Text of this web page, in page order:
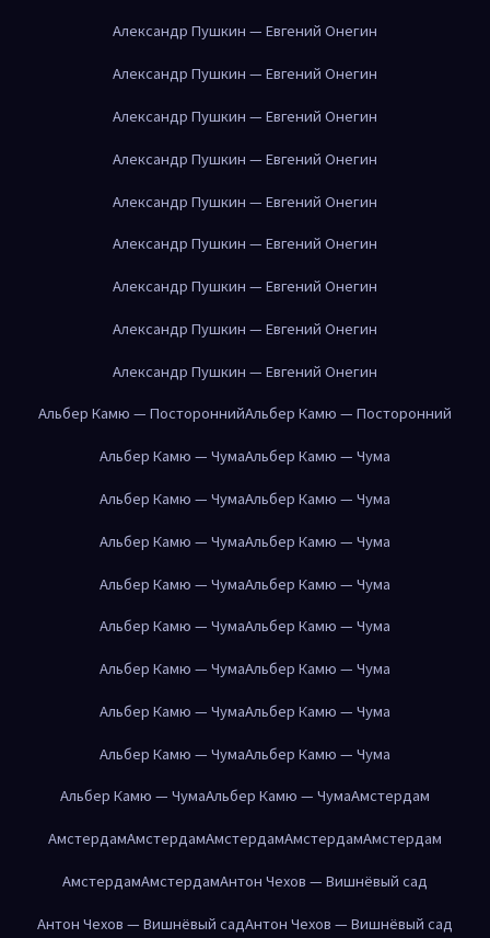
Александр Пушкин — Евгений Онегин
Александр Пушкин — Евгений Онегин
Александр Пушкин — Евгений Онегин
Александр Пушкин — Евгений Онегин
Александр Пушкин — Евгений Онегин
Александр Пушкин — Евгений Онегин
Александр Пушкин — Евгений Онегин
Александр Пушкин — Евгений Онегин
Александр Пушкин — Евгений Онегин
Альбер Камю — ПостороннийАльбер Камю — Посторонний
Альбер Камю — ЧумаАльбер Камю — Чума
Альбер Камю — ЧумаАльбер Камю — Чума
Альбер Камю — ЧумаАльбер Камю — Чума
Альбер Камю — ЧумаАльбер Камю — Чума
Альбер Камю — ЧумаАльбер Камю — Чума
Альбер Камю — ЧумаАльбер Камю — Чума
Альбер Камю — ЧумаАльбер Камю — Чума
Альбер Камю — ЧумаАльбер Камю — Чума
Альбер Камю — ЧумаАльбер Камю — ЧумаАмстердам
АмстердамАмстердамАмстердамАмстердамАмстердам
АмстердамАмстердамАнтон Чехов — Вишнёвый сад
Антон Чехов — Вишнёвый садАнтон Чехов — Вишнёвый сад